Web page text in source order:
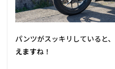
パンツがスッキリしていると、
えますね！